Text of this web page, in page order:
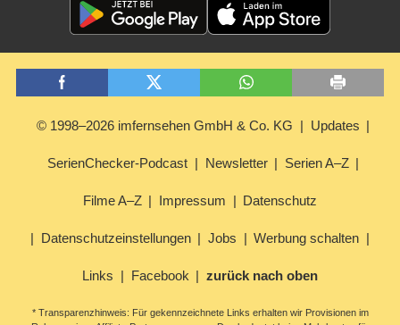
© 1998–2026 imfernsehen GmbH & Co. KG Updates
SerienChecker-Podcast Newsletter Serien A–Z
Filme A–Z Impressum Datenschutz
Datenschutzeinstellungen Jobs Werbung schalten
Links Facebook zurück nach oben
* Transparenzhinweis: Für gekennzeichnete Links erhalten wir Provisionen im